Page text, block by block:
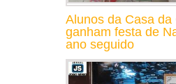
Alunos da Casa da
ganham festa de
ano seguido